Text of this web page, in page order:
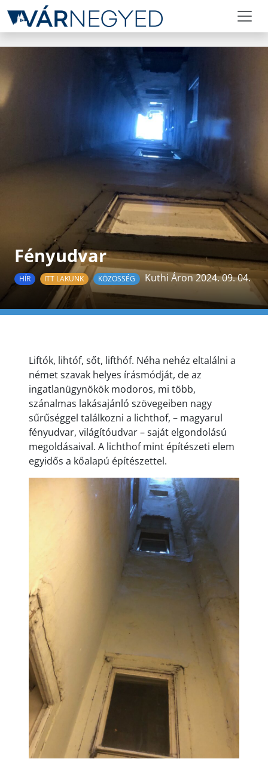
Fényudvar
HÍR ITT LAKUNK KÖZÖSSÉG Kuthi Áron 2024. 09. 04.
Liftók, lihtóf, sőt, lifthóf. Néha nehéz eltalálni a
német szavak helyes írásmódját, de az
ingatlanügynökök modoros, mi több,
szánalmas lakásajánló szövegeiben nagy
sűrűséggel találkozni a lichthof, – magyarul
fényudvar, világítóudvar – saját elgondolású
megoldásaival. A lichthof mint építészeti elem
egyidős a kőalapú építészettel.